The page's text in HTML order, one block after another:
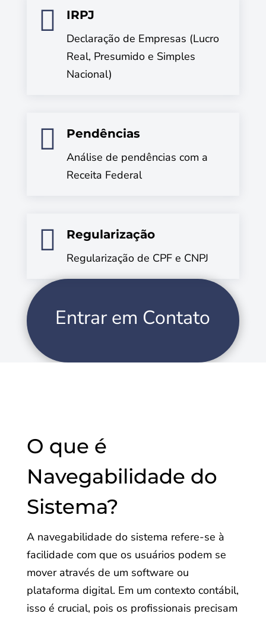

IRPJ
Declaração de Empresas (Lucro
Real, Presumido e Simples
Nacional)

Pendências
Análise de pendências com a
Receita Federal

Regularização
Regularização de CPF e CNPJ
Entrar em Contato
O que é
Navegabilidade do
Sistema?
A navegabilidade do sistema refere-se à
facilidade com que os usuários podem se
mover através de um software ou
plataforma digital. Em um contexto contábil,
isso é crucial, pois os profissionais precisam